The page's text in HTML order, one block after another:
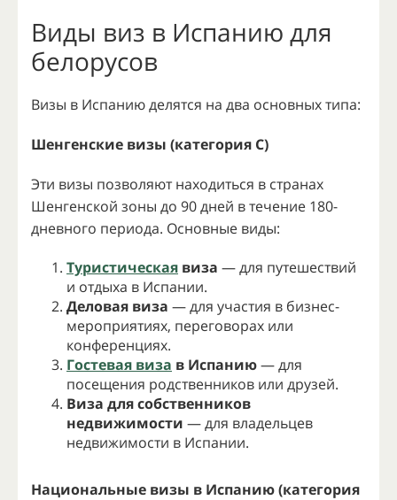
Виды виз в Испанию для
белорусов
Визы в Испанию делятся на два основных типа:
Шенгенские визы (категория C)
Эти визы позволяют находиться в странах
Шенгенской зоны до 90 дней в течение 180-
дневного периода. Основные виды:
Туристическая виза — для путешествий
и отдыха в Испании.
Деловая виза — для участия в бизнес-
мероприятиях, переговорах или
конференциях.
Гостевая виза в Испанию— для
посещения родственников или друзей.
Виза для собственников
недвижимости — для владельцев
недвижимости в Испании.
Национальные визы в Испанию (категория